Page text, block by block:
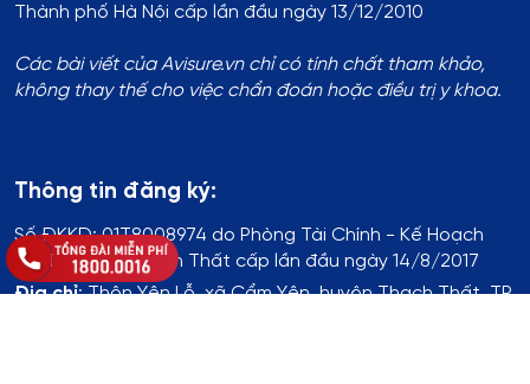
Thành phố Hà Nội cấp lần đầu ngày 13/12/2010
Các bài viết của Avisure.vn chỉ có tính chất tham khảo,
không thay thế cho việc chẩn đoán hoặc điều trị y khoa.
Thông tin đăng ký:
Số ĐKKD:01T8008974 do Phòng Tài Chính - Kế Hoạch
UBND Huyện Thạch Thất cấp lần đầu ngày 14/8/2017
Địa chỉ:Thôn Yên Lỗ, xã Cẩm Yên, huyện Thạch Thất, TP.